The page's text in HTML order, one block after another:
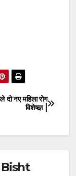
दो नए महिला रोग
विशेषज्ञ |